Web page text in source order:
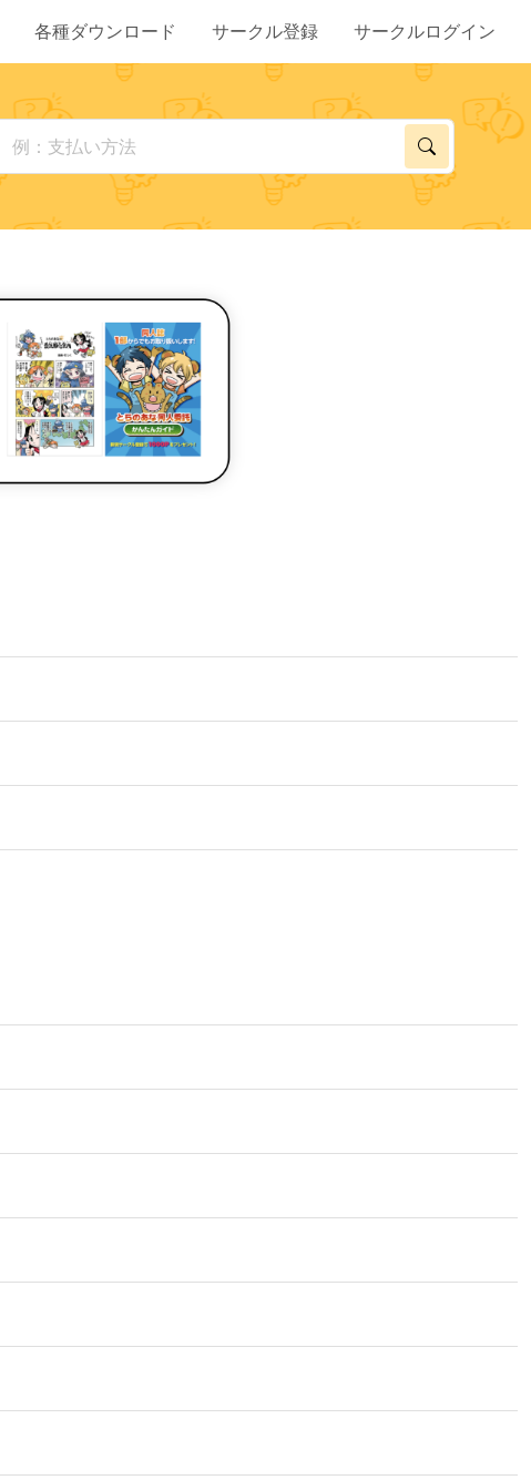
各種ダウンロード サークル登録 サークルログイン